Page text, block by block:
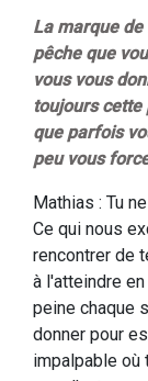
La marque
pêche que
vous vous
toujours cette
que parfois
peu vous
Mathias : Tu
Ce qui nous
rencontrer de
à l'atteindre
peine chaque
donner pour
impalpable où